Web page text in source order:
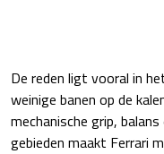
De reden ligt vooral in
weinige banen op de
mechanische grip,
gebieden maakt Ferrari